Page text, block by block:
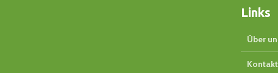
Links
Über
Kontakt